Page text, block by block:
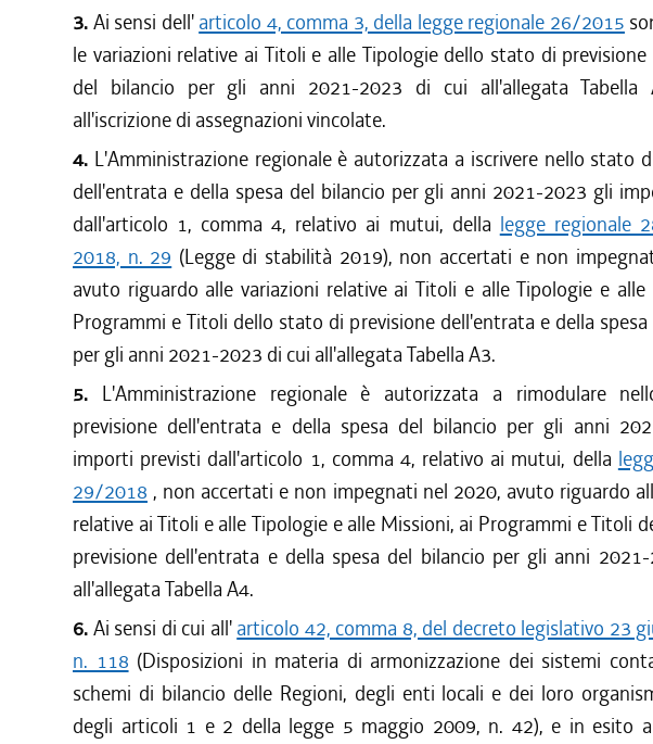
3. Ai sensi dell' articolo 4, comma 3, della legge regionale 26/2015
le variazioni relative ai Titoli e alle Tipologie dello stato di
del bilancio per gli anni 2021-2023 di cui all'allegata Tabella
all'iscrizione di assegnazioni vincolate.
4. L'Amministrazione regionale è autorizzata a iscrivere nello stato
dell'entrata e della spesa del bilancio per gli anni 2021-2023 gli
dall'articolo 1, comma 4, relativo ai mutui, della legge regionale
2018, n. 29 (Legge di stabilità 2019), non accertati e non
avuto riguardo alle variazioni relative ai Titoli e alle Tipologie e alle
Programmi e Titoli dello stato di previsione dell'entrata e della
per gli anni 2021-2023 di cui all'allegata Tabella A3.
5. L'Amministrazione regionale è autorizzata a rimodulare
previsione dell'entrata e della spesa del bilancio per gli anni
importi previsti dall'articolo 1, comma 4, relativo ai mutui, della
29/2018 , non accertati e non impegnati nel 2020, avuto riguardo
relative ai Titoli e alle Tipologie e alle Missioni, ai Programmi e Titoli
previsione dell'entrata e della spesa del bilancio per gli anni
all'allegata Tabella A4.
6. Ai sensi di cui all' articolo 42, comma 8, del decreto legislativo 23
n. 118 (Disposizioni in materia di armonizzazione dei sistemi
schemi di bilancio delle Regioni, degli enti locali e dei loro
degli articoli 1 e 2 della legge 5 maggio 2009, n. 42), e in esito